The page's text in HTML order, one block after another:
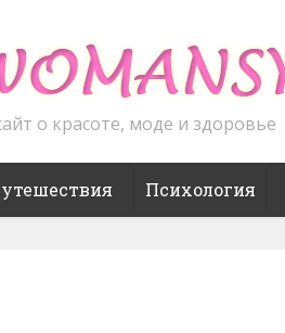
о красоте, моде и здоровье
Психология